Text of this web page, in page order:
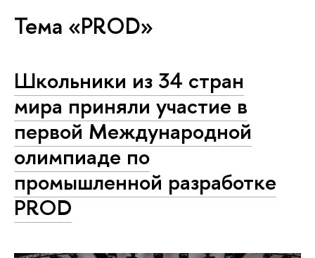
Тема «PROD»
Школьники из 34 стран
мира приняли участие в
первой Международной
олимпиаде по
промышленной разработке
PROD